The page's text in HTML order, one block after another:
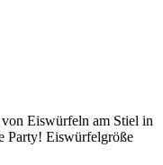
Eiswürfeln am Stiel in
Party! Eiswürfelgröße